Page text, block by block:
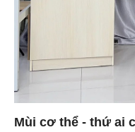
Mùi cơ thể - thứ ai